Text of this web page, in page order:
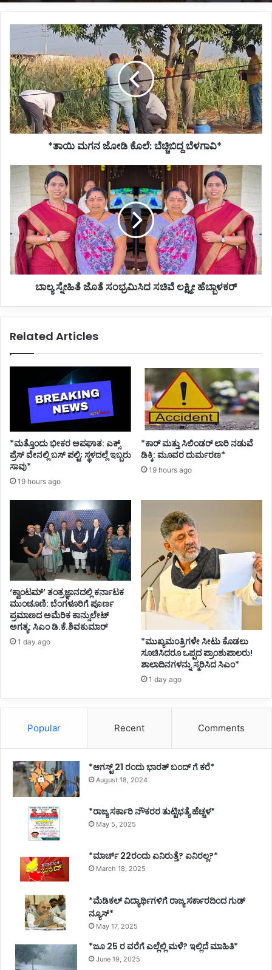
ಜೋಡಿ
ಕೊಲೆ:
ಬೆಚ್ಚಿಬಿದ್ದ
ಬೆಳಗಾವಿ*
*ತಾಯಿ ಮಗನ ಜೋಡಿ ಕೊಲೆ: ಬೆಚ್ಚಿಬಿದ್ದ ಬೆಳಗಾವಿ*
ಬಾಲ್ಯ
ಸ್ನೇಹಿತೆ
ಜೊತೆ
ಸಂಭ್ರಮಿಸಿದ
ಸಚಿವೆ
ಲಕ್ಷ್ಮೀ
ಹೆಬ್ಬಾಳಕರ್
ಬಾಲ್ಯ ಸ್ನೇಹಿತೆ ಜೊತೆ ಸಂಭ್ರಮಿಸಿದ ಸಚಿವೆ ಲಕ್ಷ್ಮೀ ಹೆಬ್ಬಾಳಕರ್
Related Articles
*ಮತ್ತೊಂದು ಭೀಕರ ಅಪಘಾತ: ಎಕ್ಸ್
ಪ್ರೆಸ್ ವೇನಲ್ಲಿ ಬಸ್ ಪಲ್ಟಿ; ಸ್ಥಳದಲ್ಲೆ ಇಬ್ಬರು
ಸಾವು*
19 hours ago
*ಕಾರ್ ಮತ್ತು ಸಿಲಿಂಡ‌ರ್ ಲಾರಿ ನಡುವೆ
ಡಿಕ್ಕಿ: ಮೂವರ ದುರ್ಮರಣ*
19 hours ago
‘ಕ್ವಾಂಟಮ್’ ತಂತ್ರಜ್ಞಾನದಲ್ಲಿ ಕರ್ನಾಟಕ
ಮುಂಚೂಣಿ: ಬೆಂಗಳೂರಿಗೆ ಪೂರ್ಣ
ಪ್ರಮಾಣದ ಅಮೆರಿಕ ಕಾನ್ಸುಲೇಟ್
ಅಗತ್ಯ: ಸಿಎಂ ಡಿ.ಕೆ.ಶಿವಕುಮಾರ್
1 day ago
*ಮುಖ್ಯಮಂತ್ರಿಗಳೇ ಸೀಟು ಕೊಡಲು
ಸೂಚಿಸಿದರೂ ಒಪ್ಪದ ಪ್ರಾಂಶುಪಾಲರು!
ಶಾಲಾದಿನಗಳನ್ನು ಸ್ಮರಿಸಿದ ಸಿಎಂ*
1 day ago
Popular Recent Comments
*ಆಗಸ್ಟ್ 21 ರಂದು ಭಾರತ್‌ ಬಂದ್‌ ಗೆ ಕರೆ*
August 18, 2024
*ರಾಜ್ಯ ಸರ್ಕಾರಿ ನೌಕರರ ತುಟ್ಟಿಭತ್ಯೆ ಹೆಚ್ಚಳ*
May 5, 2025
*ಮಾರ್ಚ್ 22ರಂದು ಏನಿರುತ್ತೆ? ಏನಿರಲ್ಲ?*
March 18, 2025
*ಮೆಡಿಕಲ್ ವಿದ್ಯಾರ್ಥಿಗಳಿಗೆ ರಾಜ್ಯ ಸರ್ಕಾರದಿಂದ ಗುಡ್
ನ್ಯೂಸ್*
May 17, 2025
*ಜೂ 25 ರ ವರೆಗೆ ಎಲ್ಲೆಲ್ಲಿ ಮಳೆ? ಇಲ್ಲಿದೆ ಮಾಹಿತಿ*
June 19, 2025